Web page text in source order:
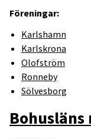
Föreningar:
Karlshamn
Karlskrona
Olofström
Ronneby
Sölvesborg